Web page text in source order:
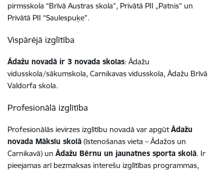
pirmsskola “Brīvā Austras skola”, Privātā PII „Patnis” un
Privātā PII “Saulespuķe”.
Vispārējā izglītība
Ādažu novadā ir 3 novada skolas: Ādažu
vidusskola/sākumskola, Carnikavas vidusskola, Ādažu Brīvā
Valdorfa skola.
Profesionālā izglītība
Profesionālās ievirzes izglītību novadā var apgūtĀdažu
novada Mākslu skolā (īstenošanas vieta – Ādažos un
Carnikavā) un Ādažu Bērnu un jaunatnes sporta skolā. Ir
pieejamas arī bezmaksas interešu izglītības programmas,